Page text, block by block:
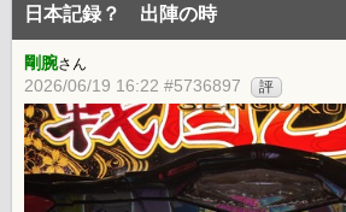
日本記録？ 出陣の時
剛腕さん
2026/06/19 16:22 #5736897 評